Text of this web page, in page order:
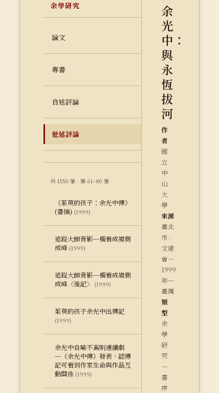
余學研究
論文
專書
自述評論
他述評論
共 1550 筆 · 第 61–80 筆
《茱萸的孩子：余光中傳》
(書摘) (1999)
追踨大師背影─橫看成嶺側
成峰 (1999)
追踨大師背影─橫看成嶺側
成峰〈後記〉
(1999)
茱萸的孩子余光中出傳記
(1999)
余光中自喻不高明連續劇
─《余光中傳》發表，認傳
記可看到作家生命與作品互
動關係 (1999)
余
光
中：
與
永
恆
拔
河
作
者
國
立
中
山
大
學
來源
臺北
市 :
文建
會－
1999
年─
臺灣
類
型
余
學
研
究
－
書
序